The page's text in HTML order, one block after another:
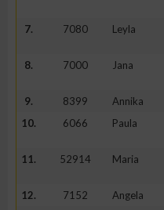
7. 7080 Leyla
8. 7000 Jana
9. 8399 Annika
10.
6066 Paula
11. 52914 Maria
12. 7152 Angela